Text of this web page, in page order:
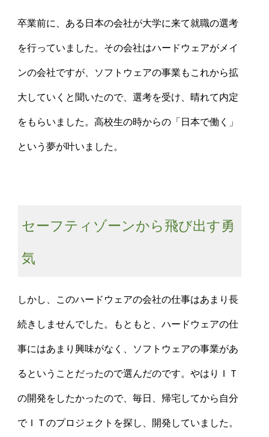
卒業前に、ある日本の会社が大学に来て就職の選考
を行っていました。その会社はハードウェアがメイ
ンの会社ですが、ソフトウェアの事業もこれから拡
大していくと聞いたので、選考を受け、晴れて内定
をもらいました。高校生の時からの「日本で働く」
という夢が叶いました。
セーフティゾーンから飛び出す勇
気
しかし、このハードウェアの会社の仕事はあまり長
続きしませんでした。もともと、ハードウェアの仕
事にはあまり興味がなく、ソフトウェアの事業があ
るということだったので選んだのです。やはりＩＴ
の開発をしたかったので、毎日、帰宅してから自分
でＩＴのプロジェクトを探し、開発していました。